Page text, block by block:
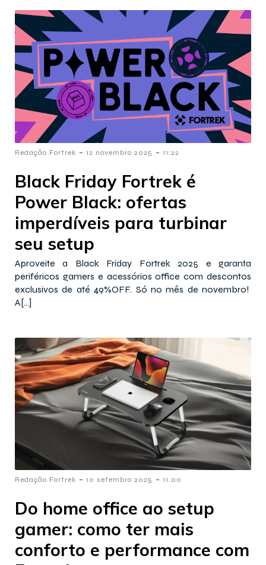
Redação Fortrek - 12 novembro 2025 - 11:22
Black Friday Fortrek é
Power Black: ofertas
imperdíveis para turbinar
seu setup
Aproveite a Black Friday Fortrek 2025 e garanta
periféricos gamers e acessórios office com descontos
exclusivos de até 49%OFF. Só no mês de novembro!
A[…]
Redação Fortrek - 10 setembro 2025 - 11:00
Do home office ao setup
gamer: como ter mais
conforto e performance com